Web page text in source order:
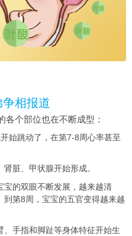
相报道
各个部位也在不断成型：
始跳动了，在第7-8周心率甚至
脏、甲状腺开始形成。
宝的双眼不断发展，越来越清
第8周，宝宝的五官变得越来越
、手指和脚趾等身体特征开始生